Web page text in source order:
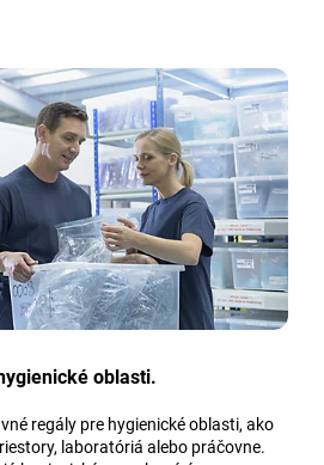
oblasti.
regály pre hygienické oblasti, ako
laboratóriá alebo práčovne.